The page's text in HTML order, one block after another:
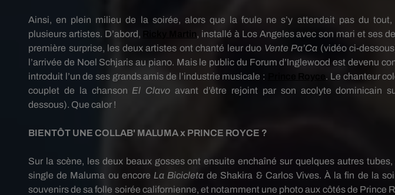
Ainsi, en plein milieu de la soirée, alors que la foule ne s’y attendait pas du tout,
plusieurs artistes. D’abord, Martin , installé à Los Angeles avec son mari et ses
première surprise, les deux artistes ont chanté leur duo Vente Pa’Ca (vidéo ci-
l’arrivée de Noel Schjaris au piano. Mais le public du Forum d’Inglewood est devenu
introduit l’un de ses grands amis de l’industrie musicale :
. Le chanteur
couplet de la chanson El Clavo avant d’être rejoint par son acolyte dominicain
dessous). Que calor !
BIENTÔT UNE COLLAB' MALUMA x PRINCE ROYCE ?
Sur la scène, les deux beaux gosses ont ensuite enchaîné sur quelques autres tubes,
single de Maluma ou encore La Bicicleta de Shakira & Carlos Vives. À la fin de la
souvenirs de sa folle soirée californienne, et notamment une photo aux côtés de Prince